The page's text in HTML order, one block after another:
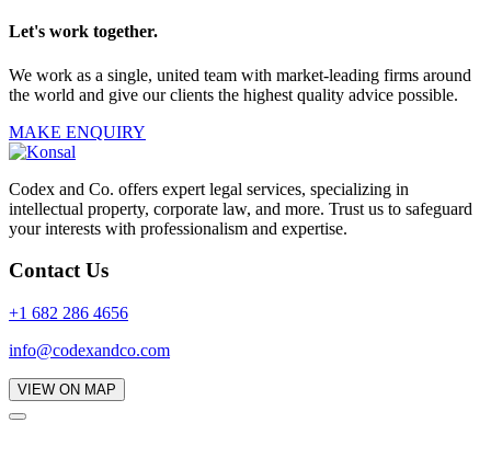
Let's work together.
We work as a single, united team with market-leading firms around
the world and give our clients the highest quality advice possible.
MAKE ENQUIRY
Codex and Co. offers expert legal services, specializing in
intellectual property, corporate law, and more. Trust us to safeguard
your interests with professionalism and expertise.
Contact Us
+1 682 286 4656
info@codexandco.com
VIEW ON MAP